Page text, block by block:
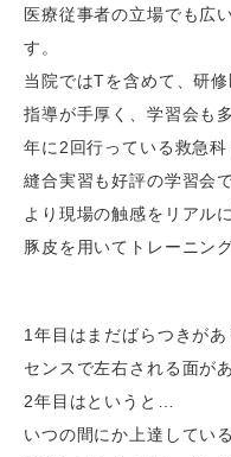
医療従事者の立場でも広
す。
当院ではTを含めて、研修
指導が手厚く、学習会も
年に2回行っている救急
縫合実習も好評の学習会で
より現場の触感をリアル
豚皮を用いてトレーニン
1年目はまだばらつきがあ
センスで左右される面が
2年目はというと…
いつの間にか上達している